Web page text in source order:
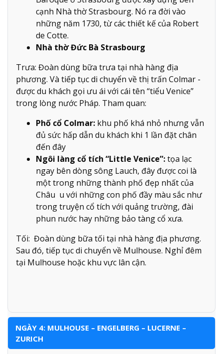
cạnh Nhà thờ Strasbourg. Nó ra đời vào
những năm 1730, từ các thiết kế của Robert
de Cotte.
Nhà thờ Đức Bà Strasbourg
Trưa: Đoàn dùng bữa trưa tại nhà hàng địa
phương. Và tiếp tục di chuyển về thị trấn Colmar -
được du khách gọi ưu ái với cái tên “tiểu Venice”
trong lòng nước Pháp. Tham quan:
Phố cổ Colmar: khu phố khá nhỏ nhưng vẫn
đủ sức hấp dẫn du khách khi 1 lần đặt chân
đến đây
Ngôi làng cổ tích “Little Venice”:tọa lạc
ngay bên dòng sông Lauch, đây được coi là
một trong những thành phố đẹp nhất của
Châu u với những con phố đầy màu sắc như
trong truyện cổ tích với quảng trường, đài
phun nước hay những bảo tàng cổ xưa.
Tối: Đoàn dùng bữa tối tại nhà hàng địa phương.
Sau đó, tiếp tục di chuyển về Mulhouse. Nghỉ đêm
tại Mulhouse hoặc khu vực lân cận.
NGÀY 4: MULHOUSE – ENGELBERG – LUCERNE –
ZURICH